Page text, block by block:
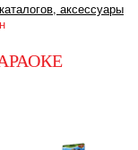
аксессуары